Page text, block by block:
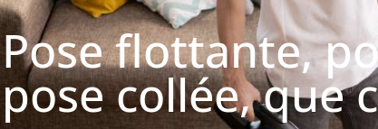
Pose flottante,
pose collée, que